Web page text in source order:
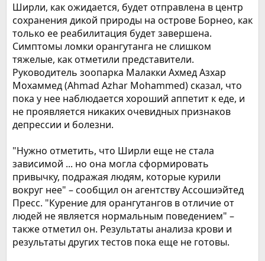
Ширли, как ожидается, будет отправлена в центр
сохранения дикой природы на острове Борнео, как
только ее реабилитация будет завершена.
Симптомы ломки орангутанга не слишком
тяжелые, как отметили представители.
Руководитель зоопарка Малакки Ахмед Азхар
Мохаммед (Ahmad Azhar Mohammed) сказал, что
пока у нее наблюдается хороший аппетит к еде, и
не проявляется никаких очевидных признаков
депрессии и болезни.
"Нужно отметить, что Ширли еще не стала
зависимой ... но она могла сформировать
привычку, подражая людям, которые курили
вокруг нее" – сообщил он агентству Ассошиэйтед
Пресс. "Курение для орангутангов в отличие от
людей не является нормальным поведением" –
также отметил он. Результаты анализа крови и
результаты других тестов пока еще не готовы.